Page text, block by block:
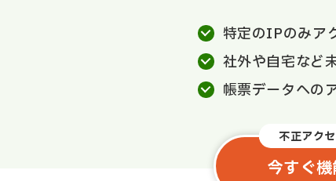
特定のIPのみア
社外や自宅など
帳票データへの
不正アク
今すぐ